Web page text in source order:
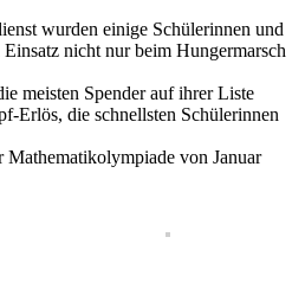
wurden einige Schülerinnen und
nicht nur beim Hungermarsch
meisten Spender auf ihrer Liste
Erlös, die schnellsten Schülerinnen
Mathematikolympiade von Januar